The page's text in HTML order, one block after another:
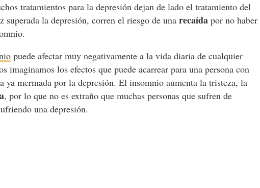
tratamientos para la depresión dejan de lado el tratamiento del
superada la depresión, corren el riesgo de unarecaída por no haber
puede afectar muy negativamente a la vida diaria de cualquier
imaginamos los efectos que puede acarrear para una persona con
ya mermada por la depresión. El insomnio aumenta la tristeza, la
, por lo que no es extraño que muchas personas que sufren de
una depresión.